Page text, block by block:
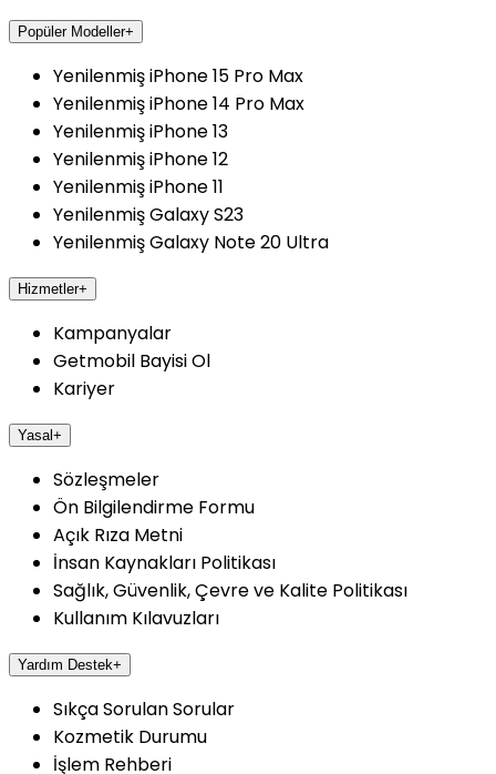
Popüler Modeller+
Yenilenmiş iPhone 15 Pro Max
Yenilenmiş iPhone 14 Pro Max
Yenilenmiş iPhone 13
Yenilenmiş iPhone 12
Yenilenmiş iPhone 11
Yenilenmiş Galaxy S23
Yenilenmiş Galaxy Note 20 Ultra
Hizmetler+
Kampanyalar
Getmobil Bayisi Ol
Kariyer
Yasal+
Sözleşmeler
Ön Bilgilendirme Formu
Açık Rıza Metni
İnsan Kaynakları Politikası
Sağlık, Güvenlik, Çevre ve Kalite Politikası
Kullanım Kılavuzları
Yardım Destek+
Sıkça Sorulan Sorular
Kozmetik Durumu
İşlem Rehberi